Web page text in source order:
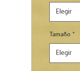
Elegir
Tamaño *
Elegir